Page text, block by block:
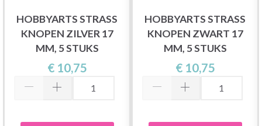
HOBBYARTS STRASS
KNOPEN ZILVER 17
MM, 5 STUKS
€ 10,75
HOBBYARTS STRASS
KNOPEN ZWART 17
MM, 5 STUKS
€ 10,75